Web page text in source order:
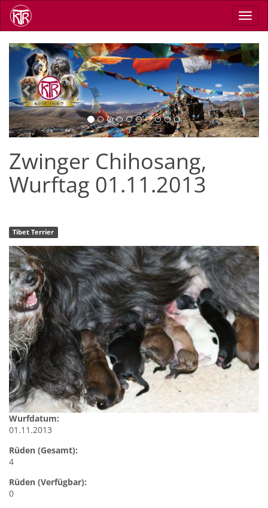
Skip
main
Previous Next
Zwinger Chihosang,
Wurftag 01.11.2013
Tibet Terrier
Wurfdatum:
01.11.2013
Rüden (Gesamt):
4
Rüden (Verfügbar):
0